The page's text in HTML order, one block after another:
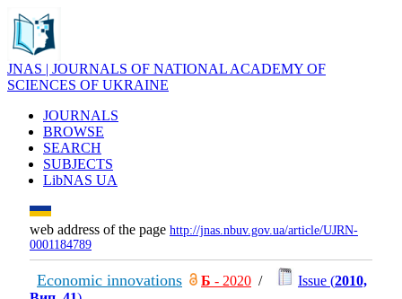
JNAS | JOURNALS OF NATIONAL ACADEMY OF
SCIENCES OF UKRAINE
JOURNALS
BROWSE
SEARCH
SUBJECTS
LibNAS UA
web address of the page http://jnas.nbuv.gov.ua/article/UJRN-
0001184789
Economic innovations Б - 2020 / Issue (2010,